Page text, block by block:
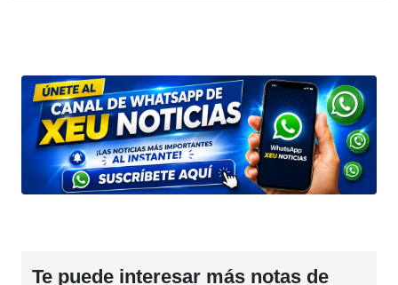
Te puede interesar más notas de